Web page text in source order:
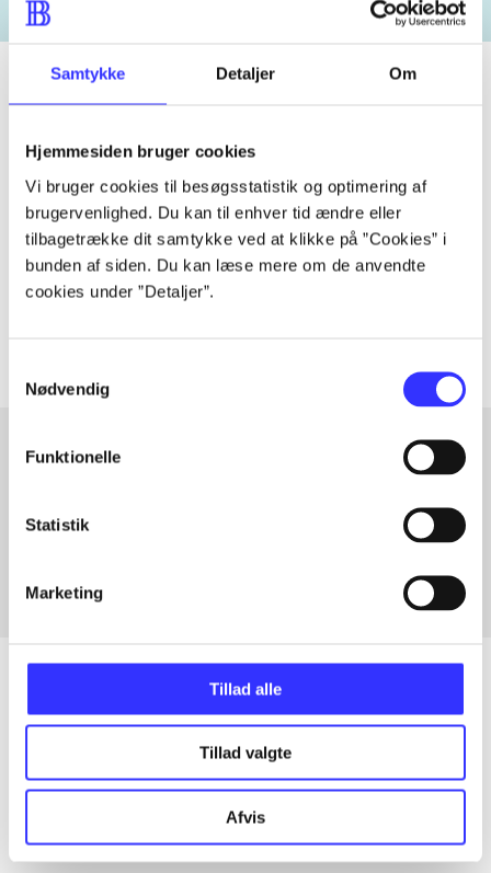
Samtykke Detaljer Om
Hjemmesiden bruger cookies
Vi bruger cookies til besøgsstatistik og optimering af
brugervenlighed. Du kan til enhver tid ændre eller
tilbagetrække dit samtykke ved at klikke på ”Cookies” i
bunden af siden. Du kan læse mere om de anvendte
cookies under ”Detaljer”.
Nødvendig
Funktionelle
Statistik
Marketing
Tillad alle
Tillad valgte
Afvis
Tidsskrift
Artiklen er en del af
lorem ipsum dolor sit amet ...
Tidsskrift
handler ofte om
Fra
Alle registrerede artikler fordelt på udgivelser